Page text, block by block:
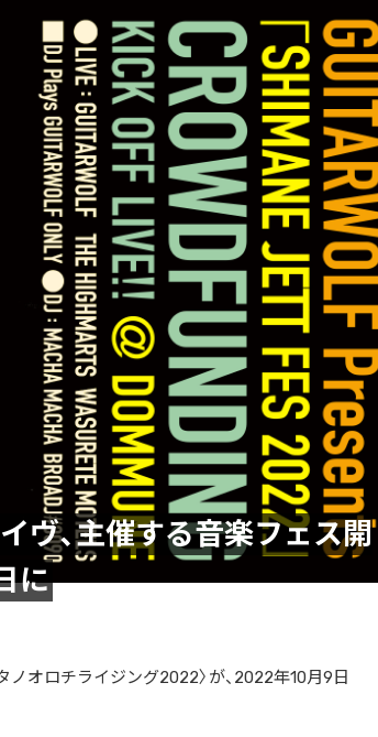
ヴ、主催する音楽フェス開
に
オロチライジング2022〉が、2022年10月9日